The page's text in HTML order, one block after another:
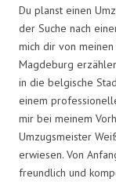
Du planst einen
der Suche nach
mich dir von
Magdeburg
in die belgische
einem
mir bei meinem
Umzugsmeister
erwiesen. Von
freundlich und